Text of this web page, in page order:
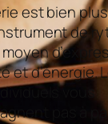
est bien plus
de
moyen
et d’énergie.
vous
pas à